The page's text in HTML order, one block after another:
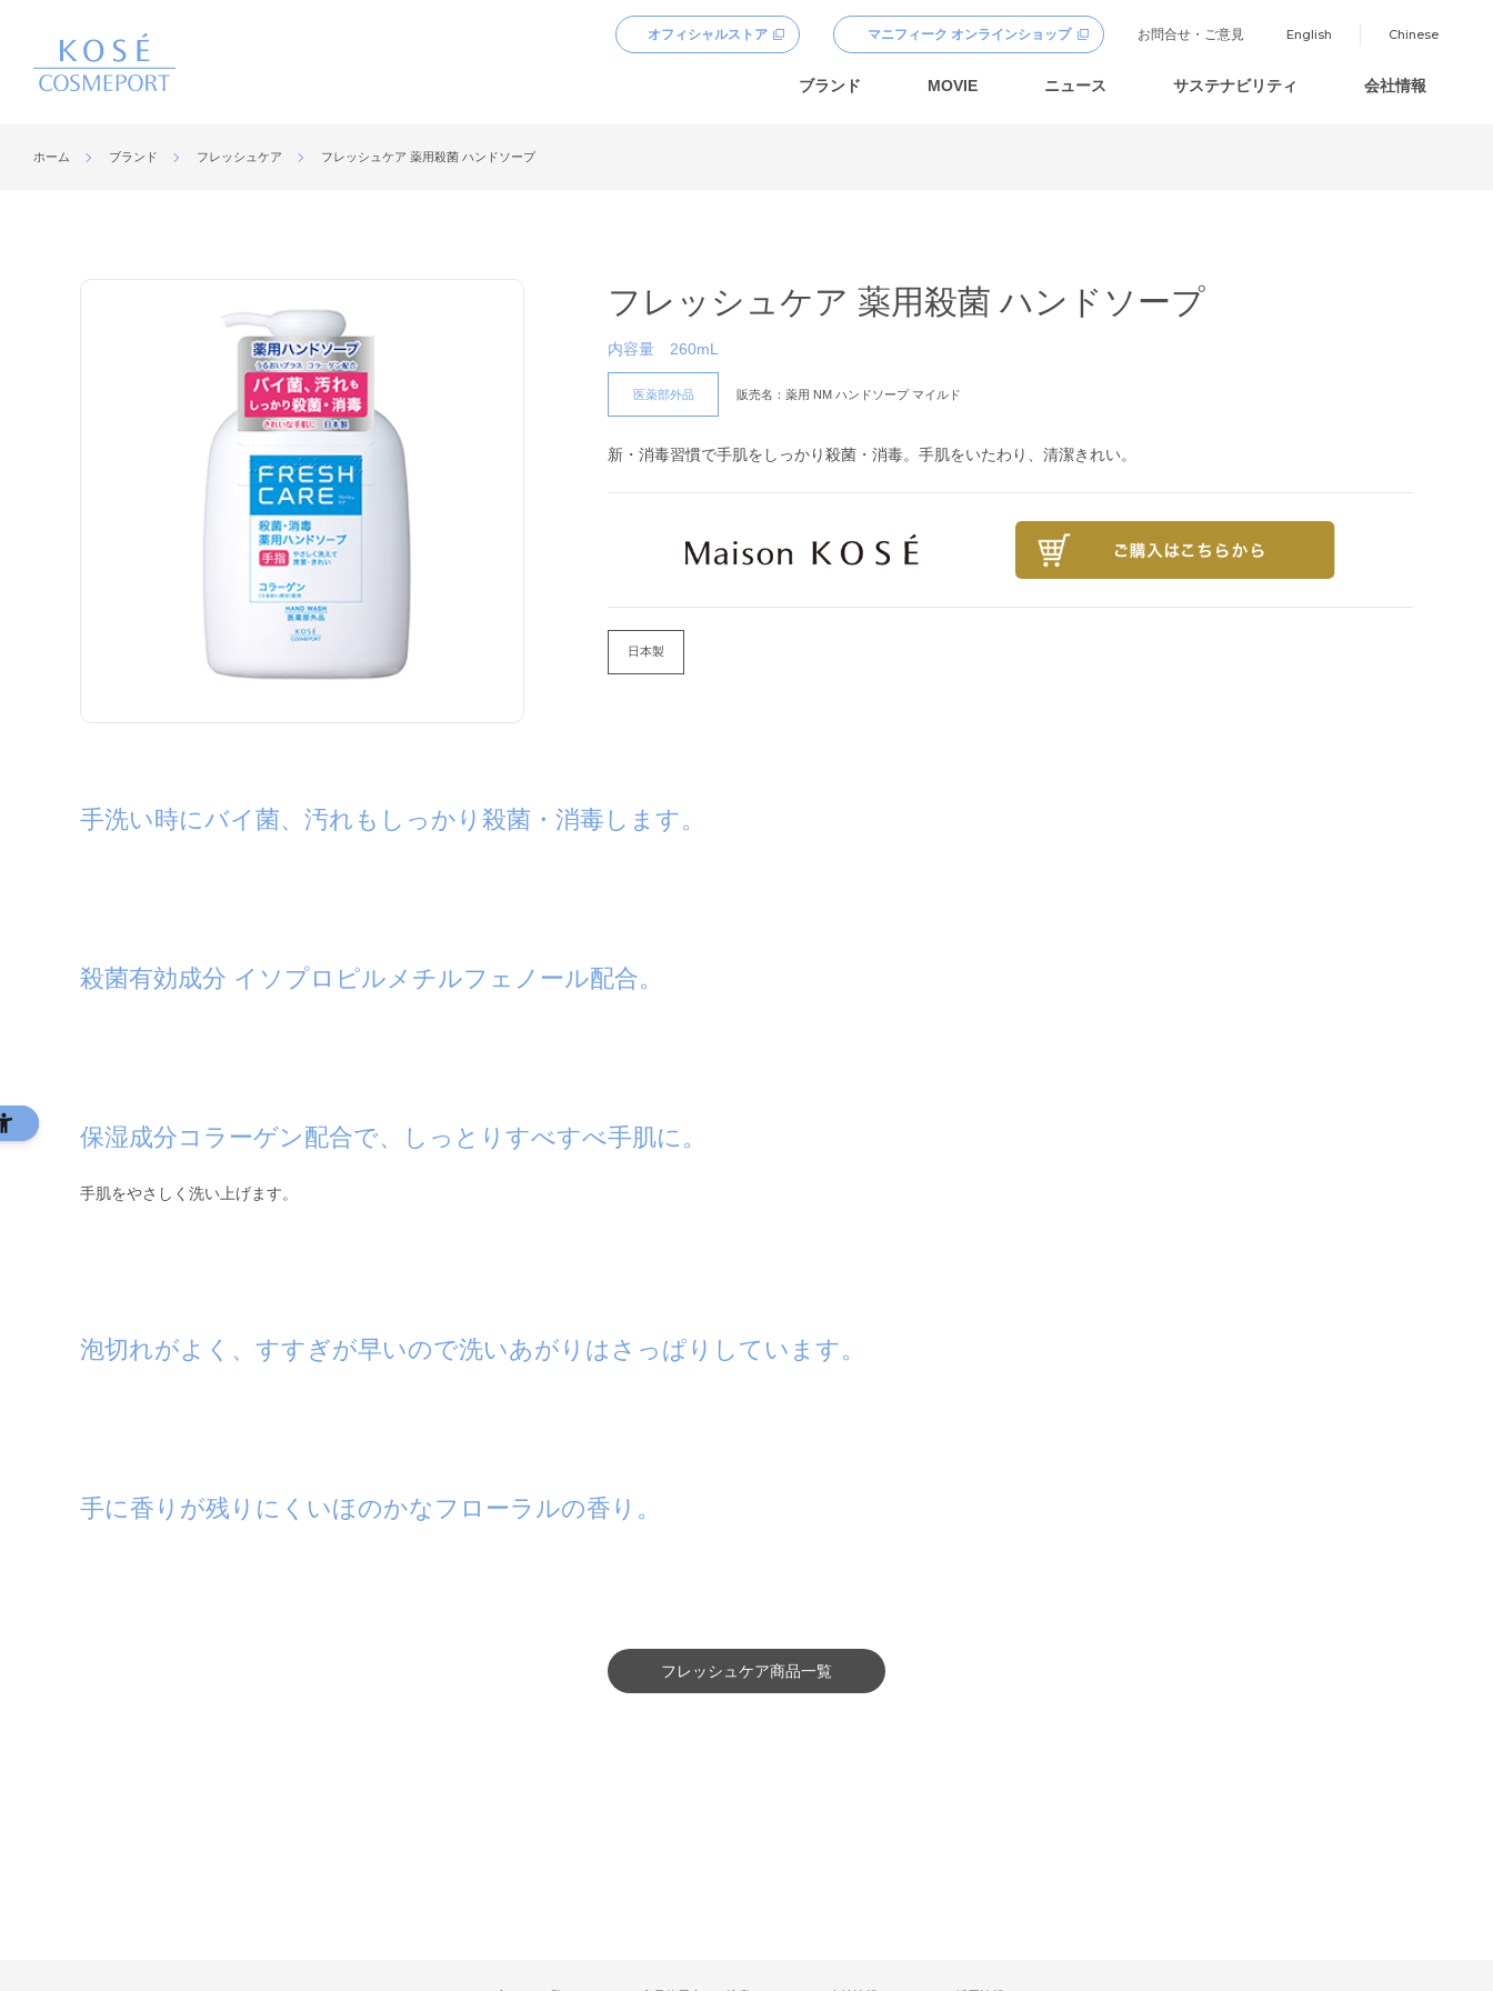
オフィシャルストア マニフィーク オンラインショップ お問合せ・ご意見 English Chinese
ブランド MOVIE ニュース サステナビリティ 会社情報
ホーム ブランド フレッシュケア フレッシュケア 薬用殺菌 ハンドソープ
フレッシュケア 薬用殺菌 ハンドソープ
内容量 260mL
医薬部外品 販売名：薬用 NM ハンドソープ マイルド
新・消毒習慣で手肌をしっかり殺菌・消毒。手肌をいたわり、清潔きれい。
日本製
手洗い時にバイ菌、汚れもしっかり殺菌・消毒します。
殺菌有効成分 イソプロピルメチルフェノール配合。
保湿成分コラーゲン配合で、しっとりすべすべ手肌に。
手肌をやさしく洗い上げます。
泡切れがよく、すすぎが早いので洗いあがりはさっぱりしています。
手に香りが残りにくいほのかなフローラルの香り。
フレッシュケア商品一覧